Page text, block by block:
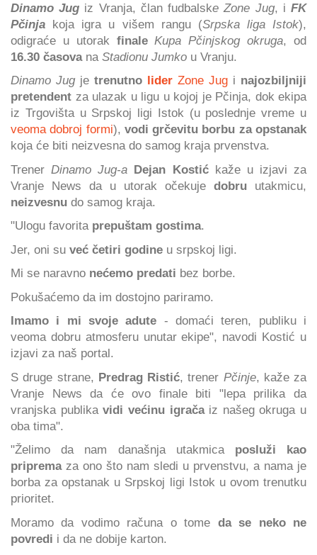
Dinamo Jug iz Vranja, član fudbalske Zone Jug, i FK
Pčinja koja igra u višem rangu (Srpska liga Istok),
odigraće u utorak finaleKupa Pčinjskog okruga, od
16.30 časovana Stadionu Jumko u Vranju.
Dinamo Jugje trenutno lider Zone Jug i najozbiljniji
pretendent za ulazak u ligu u kojoj je Pčinja, dok ekipa
iz Trgovišta u Srpskoj ligi Istok (u poslednje vreme u
veoma dobroj formi), vodi grčevitu borbu za opstanak
koja će biti neizvesna do samog kraja prvenstva.
TrenerDinamo Jug-a Dejan Kostićkaže u izjavi za
Vranje News da u utorak očekuje dobru utakmicu,
neizvesnu do samog kraja.
"Ulogu favorita prepuštam gostima.
Jer, oni su već četiri godine u srpskoj ligi.
Mi se naravno nećemo predati bez borbe.
Pokušaćemo da im dostojno pariramo.
Imamo i mi svoje adute - domaći teren, publiku i
veoma dobru atmosferu unutar ekipe", navodi Kostić u
izjavi za naš portal.
S druge strane, Predrag Ristić, trener Pčinje, kaže za
Vranje News da će ovo finale biti "lepa prilika da
vranjska publikavidi većinu igrača iz našeg okruga u
oba tima".
"Želimo da nam današnja utakmica posluži kao
pripremaza ono što nam sledi u prvenstvu, a nama je
borba za opstanak u Srpskoj ligi Istok u ovom trenutku
prioritet.
Moramo da vodimo računa o tome da se neko ne
povredi i da ne dobije karton.